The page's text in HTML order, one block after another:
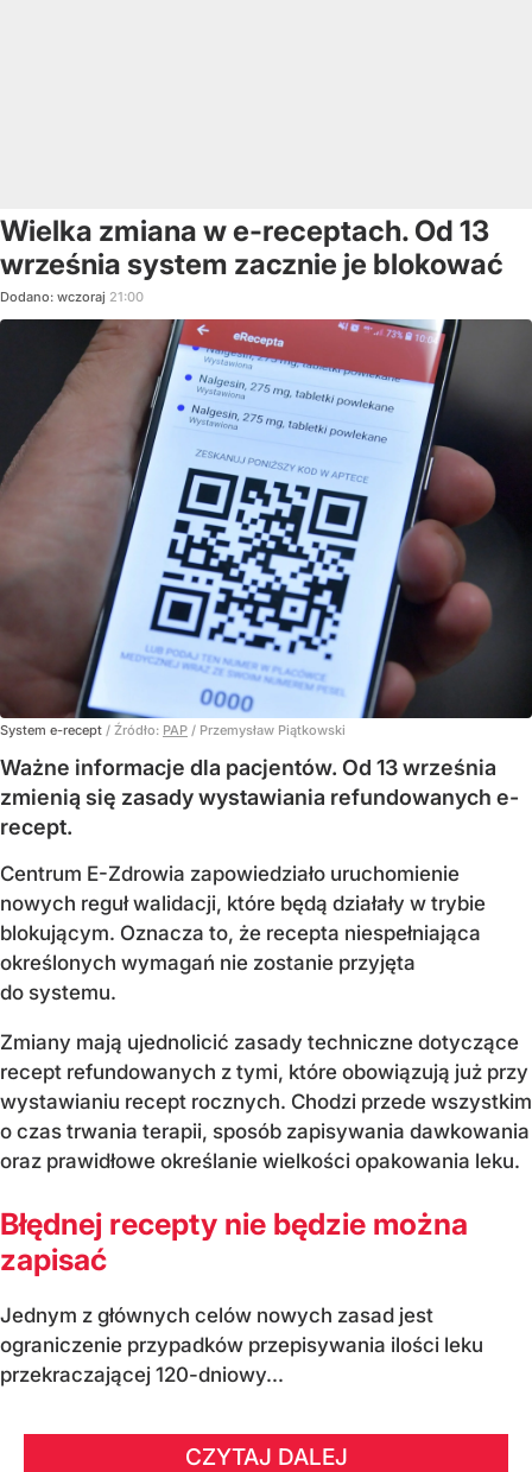
Wielka zmiana w e-receptach. Od 13
września system zacznie je blokować
Dodano: wczoraj 21:00
System e-recept / Źródło: PAP / Przemysław Piątkowski
Ważne informacje dla pacjentów. Od 13 września
zmienią się zasady wystawiania refundowanych e-
recept.
Centrum E-Zdrowia zapowiedziało uruchomienie
nowych reguł walidacji, które będą działały w trybie
blokującym. Oznacza to, że recepta niespełniająca
określonych wymagań nie zostanie przyjęta
do systemu.
Zmiany mają ujednolicić zasady techniczne dotyczące
recept refundowanych z tymi, które obowiązują już przy
wystawianiu recept rocznych. Chodzi przede wszystkim
o czas trwania terapii, sposób zapisywania dawkowania
oraz prawidłowe określanie wielkości opakowania leku.
Błędnej recepty nie będzie można
zapisać
Jednym z głównych celów nowych zasad jest
ograniczenie przypadków przepisywania ilości leku
przekraczającej 120-dniowy...
CZYTAJ DALEJ